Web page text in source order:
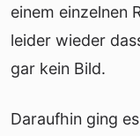
einem einzelnen
leider wieder
gar kein Bild.
Daraufhin ging